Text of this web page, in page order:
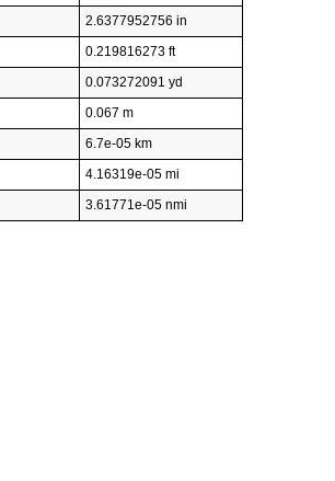
2.6377952756 in
0.219816273 ft
0.073272091 yd
0.067 m
6.7e-05 km
4.16319e-05 mi
3.61771e-05 nmi